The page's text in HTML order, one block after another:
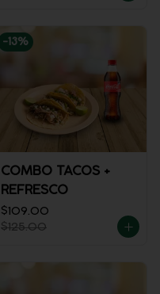
-13%
COMBO TACOS +
REFRESCO
$109.00
$125.00